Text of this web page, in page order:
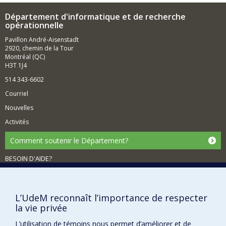
Département d'informatique et de recherche
opérationnelle
Pavillon André-Aisenstadt
2920, chemin de la Tour
Montréal (QC)
H3T 1J4
514 343-6602
Courriel
Nouvelles
Activités
Comment soutenir le Département?
BESOIN D'AIDE?
Accessibilité
L’UdeM reconnaît l’importance de respecter
la vie privée
L’utilisation de témoins nous permet d’améliorer et de